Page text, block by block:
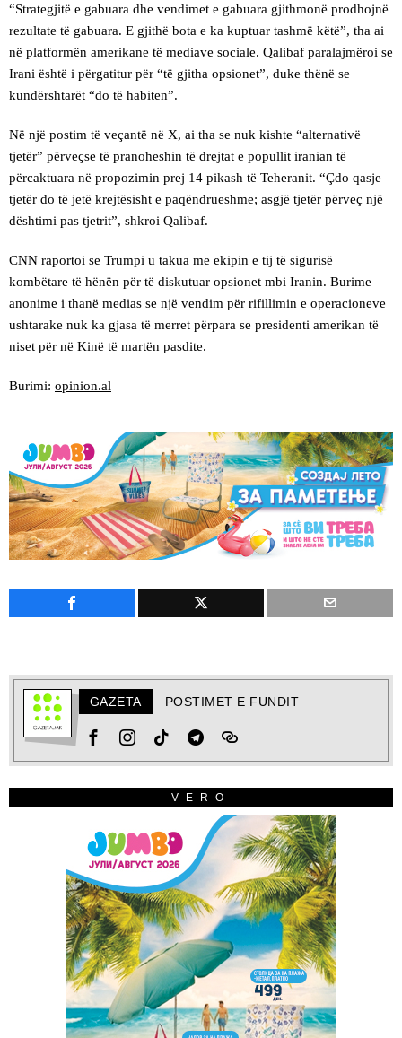
“Strategjitë e gabuara dhe vendimet e gabuara gjithmonë prodhojnë
rezultate të gabuara. E gjithë bota e ka kuptuar tashmë këtë”, tha ai
në platformën amerikane të mediave sociale. Qalibaf paralajmëroi se
Irani është i përgatitur për “të gjitha opsionet”, duke thënë se
kundërshtarët “do të habiten”.
Në një postim të veçantë në X, ai tha se nuk kishte “alternativë
tjetër” përveçse të pranoheshin të drejtat e popullit iranian të
përcaktuara në propozimin prej 14 pikash të Teheranit. “Çdo qasje
tjetër do të jetë krejtësisht e paqëndrueshme; asgjë tjetër përveç një
dështimi pas tjetrit”, shkroi Qalibaf.
CNN raportoi se Trumpi u takua me ekipin e tij të sigurisë
kombëtare të hënën për të diskutuar opsionet mbi Iranin. Burime
anonime i thanë medias se një vendim për rifillimin e operacioneve
ushtarake nuk ka gjasa të merret përpara se presidenti amerikan të
niset për në Kinë të martën pasdite.
Burimi: opinion.al
GAZETA POSTIMET E FUNDIT
VERO